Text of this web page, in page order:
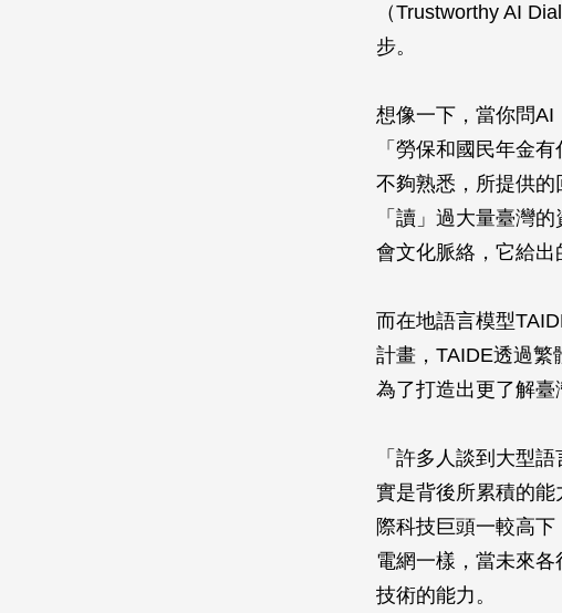
（Trustworthy AI
步。
想像一下，當你問AI
「勞保和國民年金
不夠熟悉，所提供
「讀」過大量臺灣
會文化脈絡，它給出
而在地語言模型
計畫，TAIDE透過繁
為了打造出更了解臺
「許多人談到大型
實是背後所累積的
際科技巨頭一較高
電網一樣，當未來
技術的能力。